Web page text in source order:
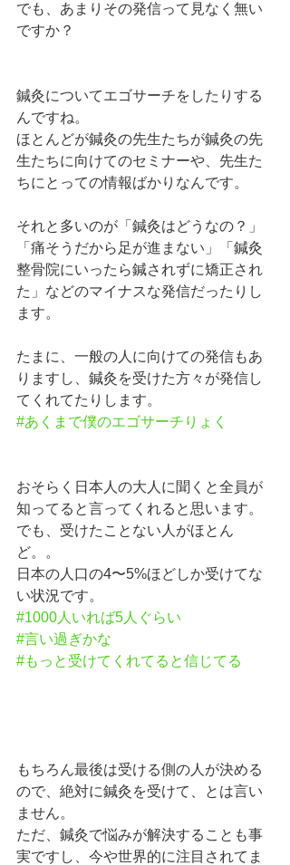
でも、あまりその発信って見なく無い
ですか？
鍼灸についてエゴサーチをしたりする
んですね。
ほとんどが鍼灸の先生たちが鍼灸の先
生たちに向けてのセミナーや、先生た
ちにとっての情報ばかりなんです。
それと多いのが「鍼灸はどうなの？」
「痛そうだから足が進まない」「鍼灸
整骨院にいったら鍼されずに矯正され
た」などのマイナスな発信だったりし
ます。
たまに、一般の人に向けての発信もあ
りますし、鍼灸を受けた方々が発信し
てくれてたりします。
#あくまで僕のエゴサーチりょく
おそらく日本人の大人に聞くと全員が
知ってると言ってくれると思います。
でも、受けたことない人がほとん
ど。。
日本の人口の4〜5%ほどしか受けてな
い状況です。
#1000人いれば5人ぐらい
#言い過ぎかな
#もっと受けてくれてると信じてる
もちろん最後は受ける側の人が決める
ので、絶対に鍼灸を受けて、とは言い
ません。
ただ、鍼灸で悩みが解決することも事
実ですし、今や世界的に注目されてま